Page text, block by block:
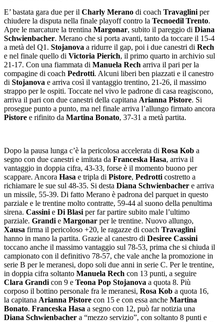
E’ bastata gara due per il Charly Merano di coach Travaglini per
chiudere la disputa nella finale playoff contro la Tecnoedil Trento.
Apre le marcature la trentina Margonar, subito il pareggio di Diana
Schwienbacher. Merano che si porta avanti, tanto da toccare il 15-4
a metà del Q1. Stojanova a ridurre il gap, poi i due canestri di Rech
e nel finale quello di Victoria Pierich, il primo quarto in archivio sul
21-17. Con una fiammata di Manuela Rech arriva il pari per la
compagine di coach Pedrotti. Alcuni liberi ben piazzati e il canestro
di Stojanova e arriva così il vantaggio trentino, 21-26, il massimo
strappo per le ospiti. Toccate nel vivo le padrone di casa reagiscono,
arriva il pari con due canestri della capitana Arianna Pistore. Si
prosegue punto a punto, ma nel finale arriva l’allungo firmato ancora
Pistore e rifinito da Martina Bonato, 37-31 a metà partita.
Dopo la pausa lunga c’è la pericolosa accelerata di Rosa Kob a
segno con due canestri e imitata da Franceska Hasa, arriva il
vantaggio in doppia cifra, 43-33, forse è il momento buono per
scappare. Ancora Hasa e tripla di Pistore, Pedrotti costretto a
richiamare le sue sul 48-35. Si desta Diana Schwienbacher e arriva
un missile, 55-39. Di fatto Merano è padrona del parquet in questo
parziale e le trentine molto contratte, 59-44 al suono della penultima
sirena. Cassini e Di Blasi per far partire subito male l’ultimo
parziale. Grandi e Margonar per le trentine. Nuovo allungo,
Xausa firma il pericoloso +20, le ragazze di coach Travaglini
hanno in mano la partita. Grazie al canestro di Desiree Cassini
toccano anche il massimo vantaggio sul 78-53, prima che si chiuda il
campionato con il definitivo 78-57, che vale anche la promozione in
serie B per le meranesi, dopo soli due anni in serie C. Per le trentine,
in doppia cifra soltanto Manuela Rech con 13 punti, a seguire
Clara Grandi con 9 e Teona Pop Stojanova a quota 8. Più
corposo il bottino personale fra le meranesi, Rosa Kob a quota 16,
la capitana Arianna Pistore con 15 e con essa anche Martina
Bonato. Franceska Hasa a segno con 12, può far notizia una
Diana Schwienbacher a “mezzo servizio”, con soltanto 8 punti e